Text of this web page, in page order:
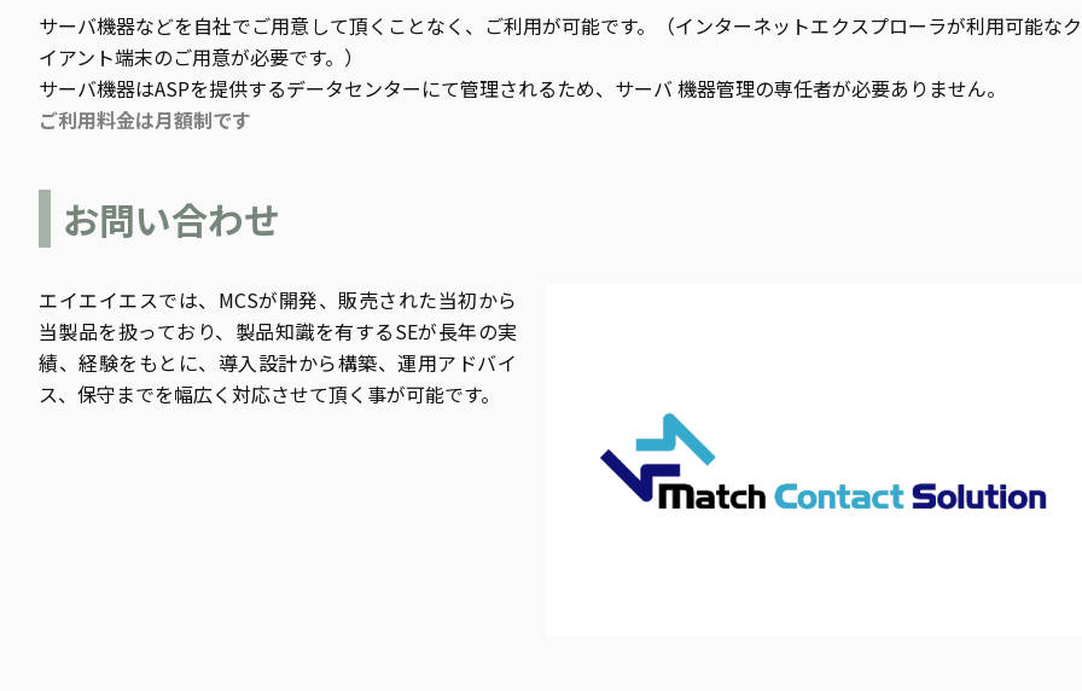
サーバ機器などを自社でご用意して頂くことなく、ご利用が可能です。（インターネットエクスプローラが利用可能な
イアント端末のご用意が必要です。）
サーバ機器はASPを提供するデータセンターにて管理されるため、サーバ 機器管理の専任者が必要ありません。
ご利用料金は月額制です
お問い合わせ
エイエイエスでは、MCSが開発、販売された当初から
当製品を扱っており、製品知識を有するSEが長年の実
績、経験をもとに、導入設計から構築、運用アドバイ
ス、保守までを幅広く対応させて頂く事が可能です。